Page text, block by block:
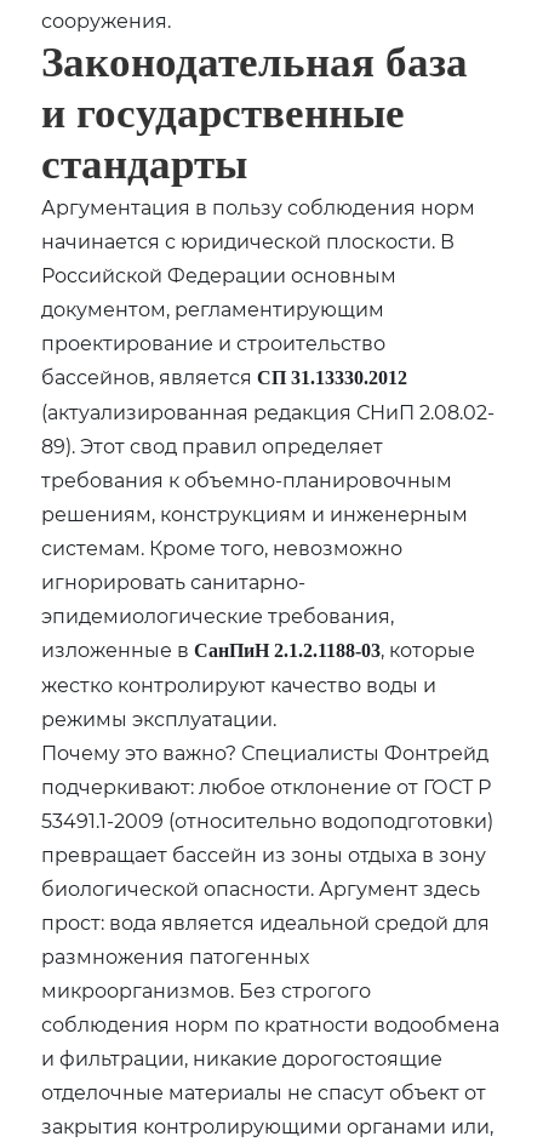
сооружения.
Законодательная база
и государственные
стандарты
Аргументация в пользу соблюдения норм
начинается с юридической плоскости. В
Российской Федерации основным
документом, регламентирующим
проектирование и строительство
бассейнов, являетсяСП 31.13330.2012
(актуализированная редакция СНиП 2.08.02-
89). Этот свод правил определяет
требования к объемно-планировочным
решениям, конструкциям и инженерным
системам. Кроме того, невозможно
игнорировать санитарно-
эпидемиологические требования,
изложенные вСанПиН 2.1.2.1188-03, которые
жестко контролируют качество воды и
режимы эксплуатации.
Почему это важно? Специалисты Фонтрейд
подчеркивают: любое отклонение от ГОСТ Р
53491.1-2009 (относительно водоподготовки)
превращает бассейн из зоны отдыха в зону
биологической опасности. Аргумент здесь
прост: вода является идеальной средой для
размножения патогенных
микроорганизмов. Без строгого
соблюдения норм по кратности водообмена
и фильтрации, никакие дорогостоящие
отделочные материалы не спасут объект от
закрытия контролирующими органами или,